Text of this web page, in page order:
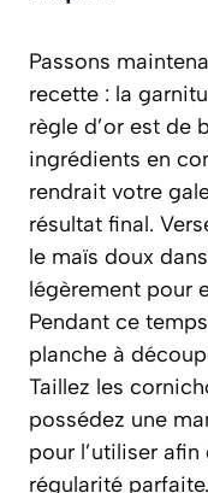
Passons
recette : la
règle d’or est de
ingrédients en
rendrait votre
résultat final.
le maïs doux
légèrement pour
Pendant ce
planche à
Taillez les
possédez une
pour l’utiliser afin
régularité